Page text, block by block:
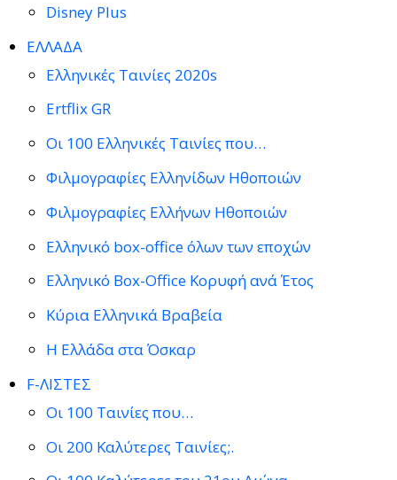
Disney Plus
ΕΛΛΑΔΑ
Ελληνικές Ταινίες 2020s
Ertflix GR
Οι 100 Ελληνικές Ταινίες που…
Φιλμογραφίες Ελληνίδων Ηθοποιών
Φιλμογραφίες Ελλήνων Ηθοποιών
Ελληνικό box-office όλων των εποχών
Ελληνικό Box-Office Κορυφή ανά Έτος
Κύρια Ελληνικά Βραβεία
Η Ελλάδα στα Όσκαρ
F-ΛΙΣΤΕΣ
Οι 100 Ταινίες που…
Οι 200 Καλύτερες Ταινίες;.